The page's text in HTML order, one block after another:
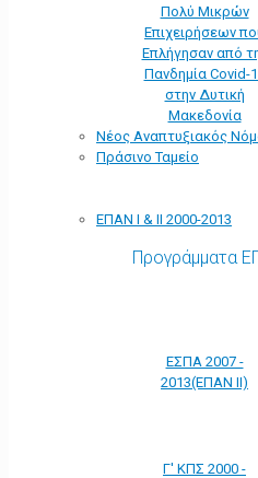
Πολύ Μικρών
Επιχειρήσεων
Επλήγησαν από
Πανδημία Covid-
στην Δυτική
Μακεδονία
Νέος Αναπτυξιακός
Πράσινο Ταμείο
ΕΠΑΝ Ι & ΙΙ 2000-2013
Προγράμματα
ΕΣΠΑ 2007 -
2013(ΕΠΑΝ ΙΙ)
Γ' ΚΠΣ 2000 -